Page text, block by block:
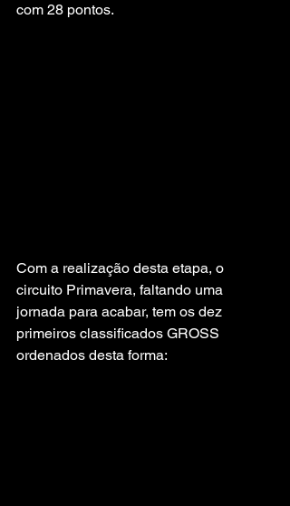
com 28 pontos.
Com a realização desta etapa, o
circuito Primavera, faltando uma
jornada para acabar, tem os dez
primeiros classificados GROSS
ordenados desta forma: